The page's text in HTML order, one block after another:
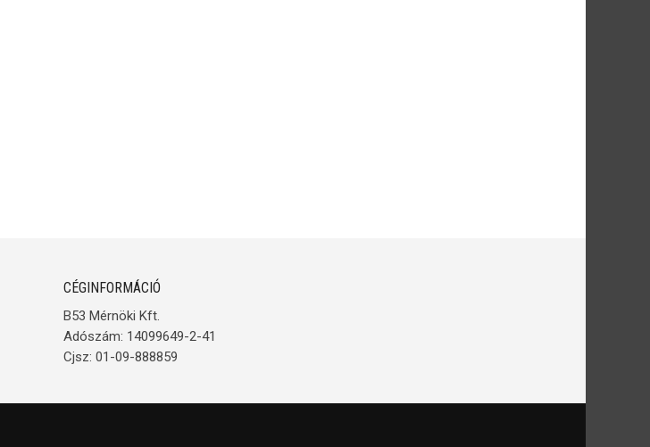
CÉGINFORMÁCIÓ
B53 Mérnöki Kft.
Adószám: 14099649-2-41
Cjsz: 01-09-888859